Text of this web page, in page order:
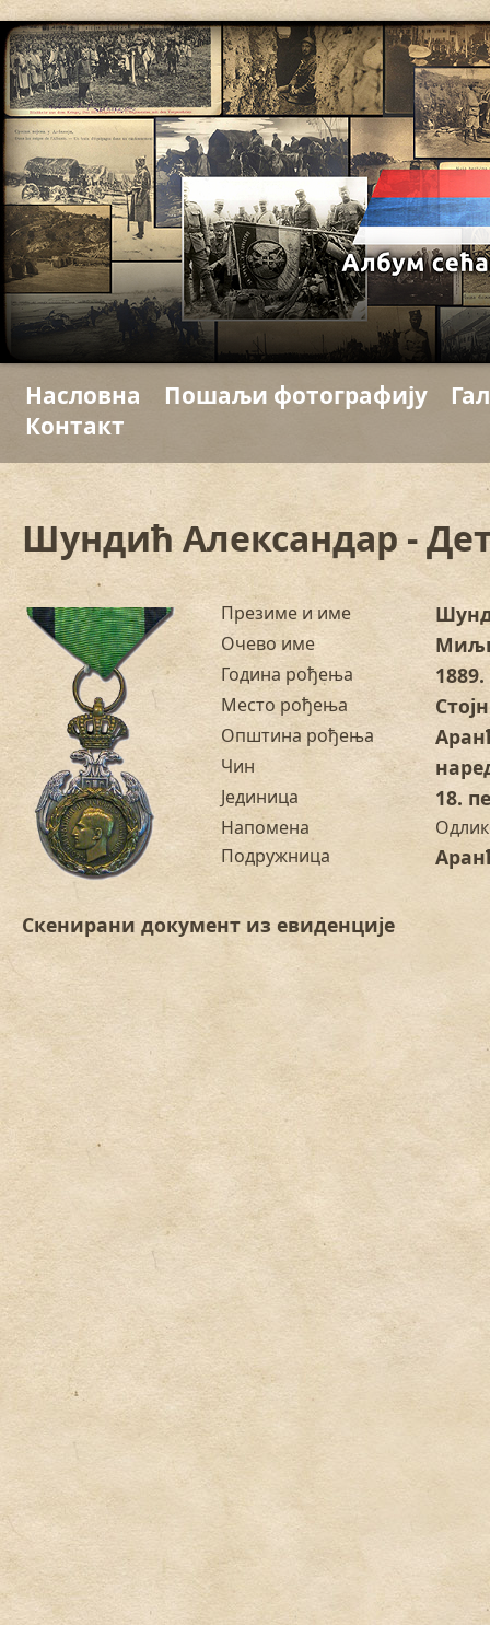
Насловна Пошаљи фотографију
Контакт
Шундић Александар -
Презиме и име
Очево име
Година рођења 1889.
Место рођења
Општина рођења
Чин
Јединица 18.
Напомена
Подружница
Скенирани документ из евиденције